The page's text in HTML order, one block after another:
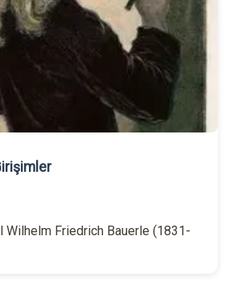
Wilhelm Friedrich Bauerle (1831-